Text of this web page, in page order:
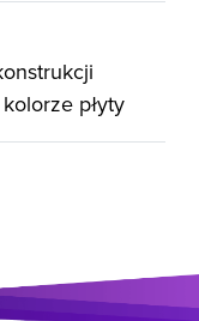
płyty